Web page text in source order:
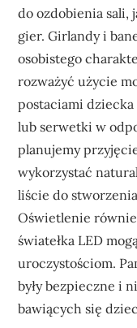
do ozdobienia sali,
gier. Girlandy i
osobistego
rozważyć użycie
postaciami dziecka
lub serwetki w
planujemy
wykorzystać
liście do
Oświetlenie
światełka LED
uroczystościom.
były bezpieczne i
bawiących się